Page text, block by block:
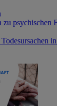
zu psychischen